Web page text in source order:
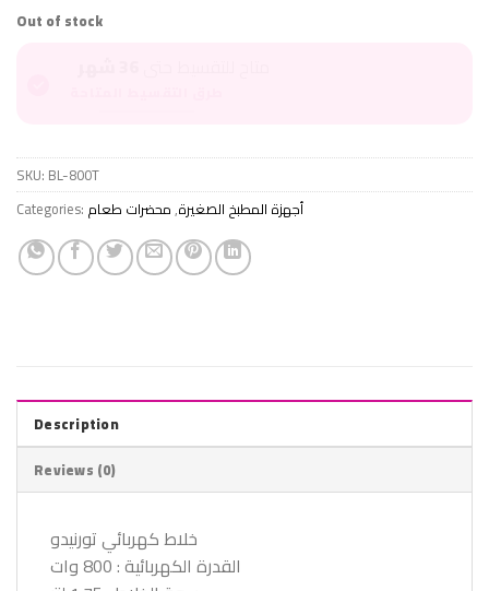
Out of stock
SKU: BL-800T
Categories:
أجهزة المطبخ الصغيرة,محضرات طعام
Description
Reviews (0)
خلاط كهربائي تورنيدو
القدرة الكهربائية : 800 وات